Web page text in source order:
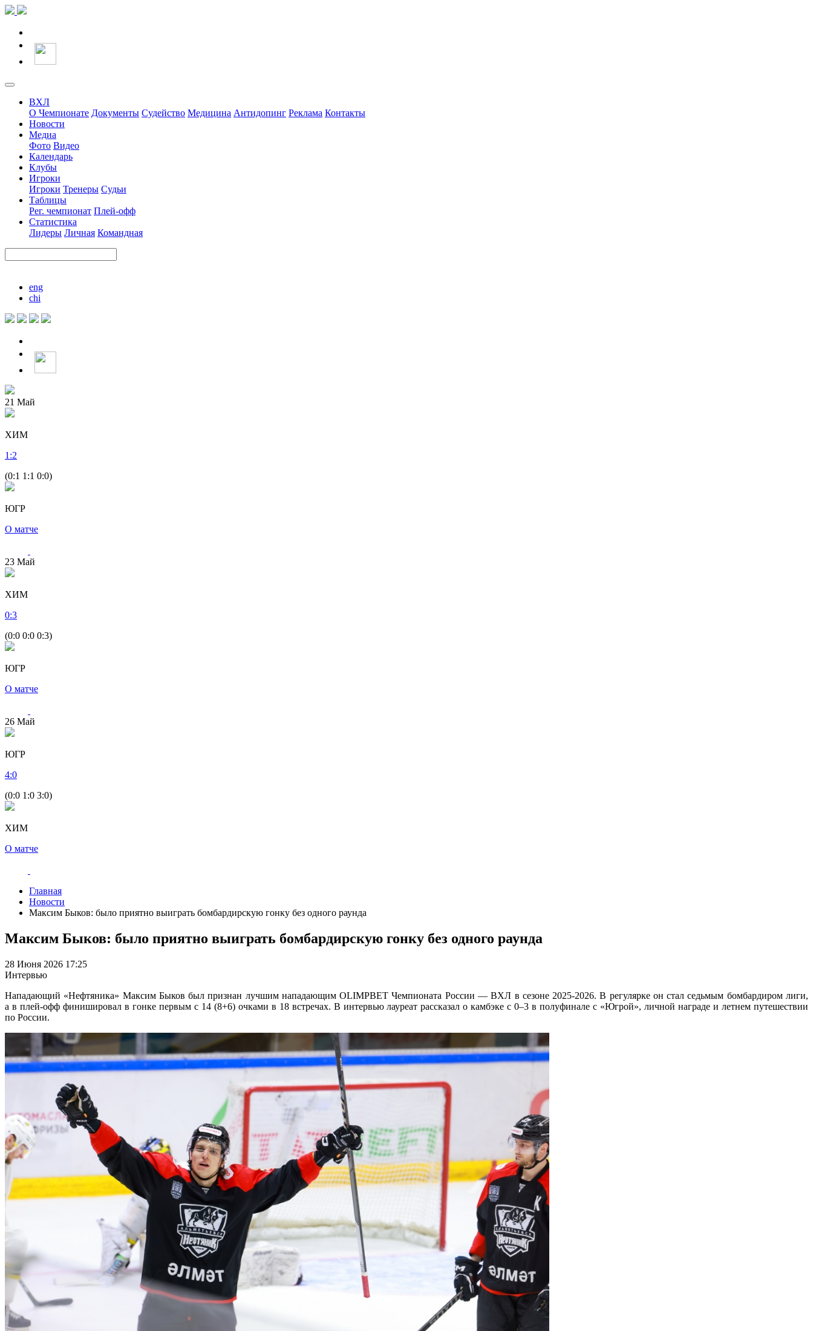
ВХЛ
О Чемпионате Документы Судейство Медицина Антидопинг Реклама Контакты
Новости
Медиа
Фото Видео
Календарь
Клубы
Игроки
Игроки Тренеры Судьи
Таблицы
Рег. чемпионат Плей-офф
Статистика
Лидеры Личная Командная
eng
chi
21 Май
ХИМ
1 :2
(0:1 1:1 0:0)
ЮГР
О матче
23 Май
ХИМ
0:3
(0:0 0:0 0:3)
ЮГР
О матче
26 Май
ЮГР
4:0
(0:0 1:0 3:0)
ХИМ
О матче
Главная
Новости
Максим Быков: было приятно выиграть бомбардирскую гонку без одного раунда
Максим Быков: было приятно выиграть бомбардирскую гонку без одного раунда
28 Июня 2026 17:25
Интервью
Нападающий «Нефтяника» Максим Быков был признан лучшим нападающим OLIMPBET Чемпионата России — ВХЛ в сезоне 2025-2026. В регулярке он стал седьмым бомбардиром лиги,
а в плей-офф финишировал в гонке первым с 14 (8+6) очками в 18 встречах. В интервью лауреат рассказал о камбэке с0–3 в полуфинале с «Югрой», личной награде и летнем путешествии
по России.